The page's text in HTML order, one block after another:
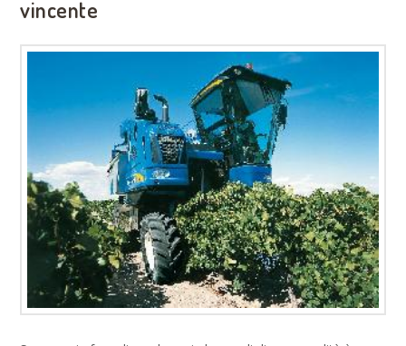
vincente